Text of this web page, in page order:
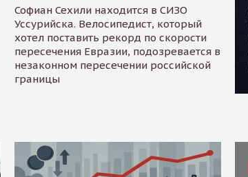
Софиан Сехили находится в СИЗО
Уссурийска. Велосипедист, который
хотел поставить рекорд по скорости
пересечения Евразии, подозревается в
незаконном пересечении российской
границы